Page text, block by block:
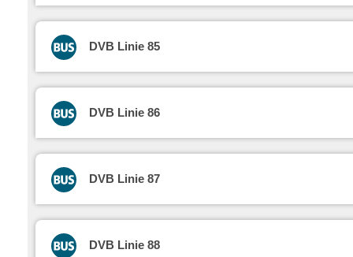
DVB Linie 85
DVB Linie 86
DVB Linie 87
DVB Linie 88